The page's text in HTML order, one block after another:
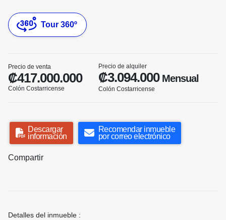
Tour 360º
Precio de venta
₡417.000.000
Colón Costarricense
Precio de alquiler
₡3.094.000Mensual
Colón Costarricense
Descargar
información
Recomendar inmueble
por correo electrónico
Compartir
Detalles del inmueble :